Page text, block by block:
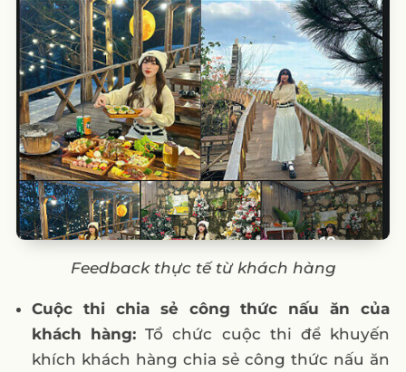
Feedback thực tế từ khách hàng
Cuộc thi chia sẻ công thức nấu ăn của
khách hàng: Tổ chức cuộc thi để khuyến
khích khách hàng chia sẻ công thức nấu ăn